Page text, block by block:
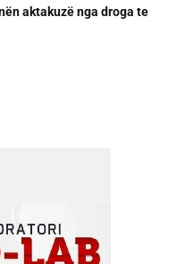
aktakuzë nga droga te